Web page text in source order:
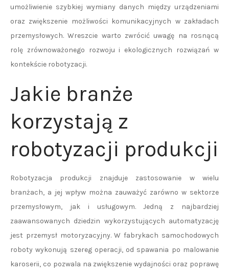
umożliwienie szybkiej wymiany danych między urządzeniami
oraz zwiększenie możliwości komunikacyjnych w zakładach
przemysłowych. Wreszcie warto zwrócić uwagę na rosnącą
rolę zrównoważonego rozwoju i ekologicznych rozwiązań w
kontekście robotyzacji.
Jakie branże
korzystają z
robotyzacji produkcji
Robotyzacja produkcji znajduje zastosowanie w wielu
branżach, a jej wpływ można zauważyć zarówno w sektorze
przemysłowym, jak i usługowym. Jedną z najbardziej
zaawansowanych dziedzin wykorzystujących automatyzację
jest przemysł motoryzacyjny. W fabrykach samochodowych
roboty wykonują szereg operacji, od spawania po malowanie
karoserii, co pozwala na zwiększenie wydajności oraz poprawę